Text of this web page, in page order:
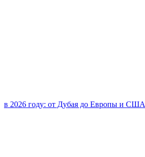
в 2026 году: от Дубая до Европы и США